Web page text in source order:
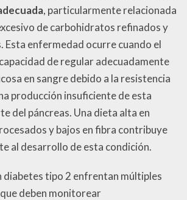
, particularmente relacionada
de carbohidratos refinados y
Esta enfermedad ocurre cuando el
de regular adecuadamente
en sangre debido a la resistencia
producción insuficiente de esta
del páncreas. Una dieta alta en
y bajos en fibra contribuye
al desarrollo de esta condición.
diabetes tipo 2 enfrentan múltiples
deben monitorear